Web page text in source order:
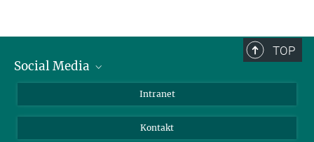
TOP
Social Media
Intranet
Kontakt